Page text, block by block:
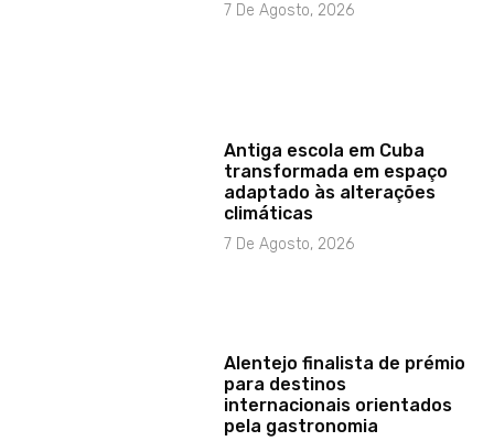
7 De Agosto, 2026
Antiga escola em Cuba
transformada em espaço
adaptado às alterações
climáticas
7 De Agosto, 2026
Alentejo finalista de prémio
para destinos
internacionais orientados
pela gastronomia